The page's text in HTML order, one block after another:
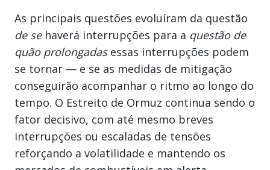
As principais questões evoluíram da questão
de sehaverá interrupções para a questão de
quão prolongadas essas interrupções podem
se tornar — e se as medidas de mitigação
conseguirão acompanhar o ritmo ao longo do
tempo. O Estreito de Ormuz continua sendo o
fator decisivo, com até mesmo breves
interrupções ou escaladas de tensões
reforçando a volatilidade e mantendo os